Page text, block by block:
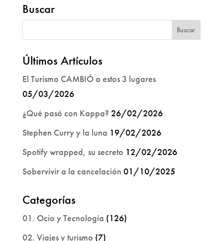
Buscar
Últimos Artículos
El Turismo CAMBIÓ a estos 3 lugares
05/03/2026
¿Qué pasó con Kappa? 26/02/2026
Stephen Curry y la luna 19/02/2026
Spotify wrapped, su secreto 12/02/2026
Sobervivir a la cancelación 01/10/2025
Categorías
01. Ocio y Tecnología (126)
02. Viajes y turismo (7)